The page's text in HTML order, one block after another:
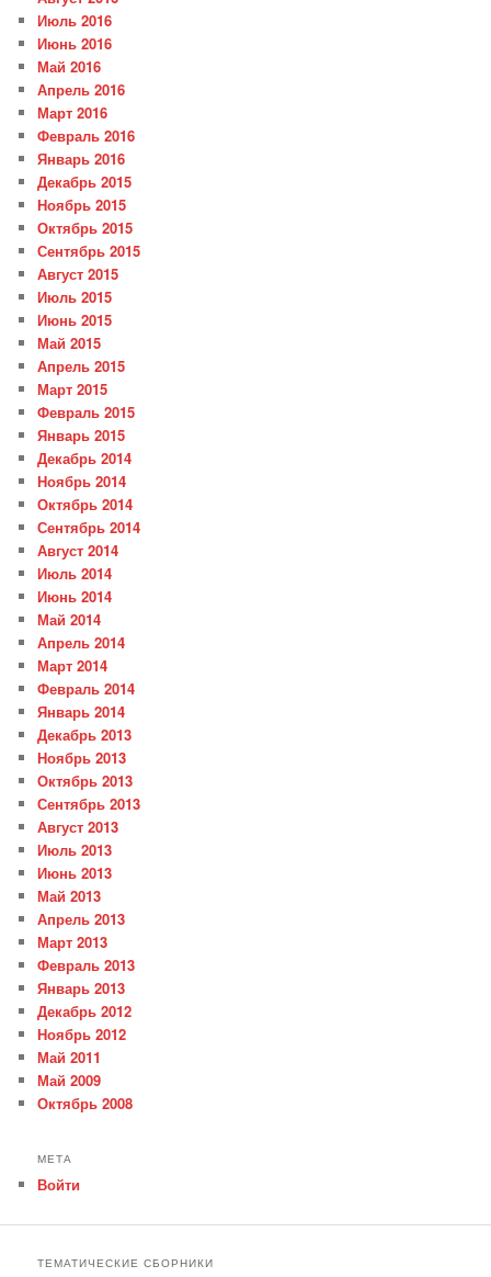
Июль 2016
Июнь 2016
Май 2016
Апрель 2016
Март 2016
Февраль 2016
Январь 2016
Декабрь 2015
Ноябрь 2015
Октябрь 2015
Сентябрь 2015
Август 2015
Июль 2015
Июнь 2015
Май 2015
Апрель 2015
Март 2015
Февраль 2015
Январь 2015
Декабрь 2014
Ноябрь 2014
Октябрь 2014
Сентябрь 2014
Август 2014
Июль 2014
Июнь 2014
Май 2014
Апрель 2014
Март 2014
Февраль 2014
Январь 2014
Декабрь 2013
Ноябрь 2013
Октябрь 2013
Сентябрь 2013
Август 2013
Июль 2013
Июнь 2013
Май 2013
Апрель 2013
Март 2013
Февраль 2013
Январь 2013
Декабрь 2012
Ноябрь 2012
Май 2011
Май 2009
Октябрь 2008
МЕТА
Войти
ТЕМАТИЧЕСКИЕ СБОРНИКИ